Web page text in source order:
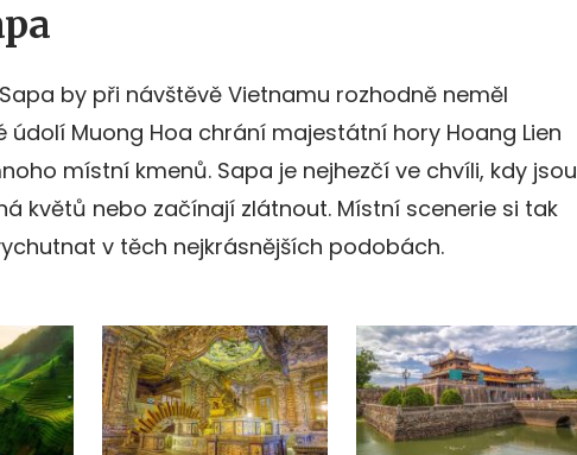
by při návštěvě Vietnamu rozhodně neměl
údolí Muong Hoa chrání majestátní hory Hoang Lien
místní kmenů. Sapa je nejhezčí ve chvíli, kdy jsou
květů nebo začínají zlátnout. Místní scenerie si tak
v těch nejkrásnějších podobách.